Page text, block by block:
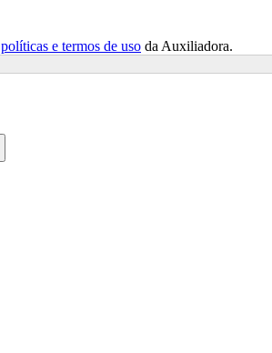
políticas e termos de uso da Auxiliadora.